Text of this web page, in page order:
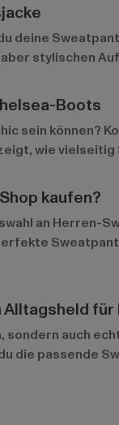
deine
stylischen
Boots
sein können?
wie
kaufen?
an Herren-
sondern auch
die passende